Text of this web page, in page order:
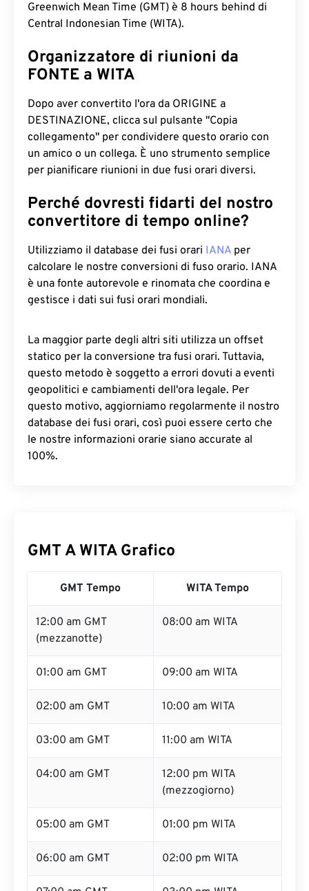
Greenwich Mean Time (GMT) è 8 hours behind di
Central Indonesian Time (WITA).
Organizzatore di riunioni da
FONTE a WITA
Dopo aver convertito l'ora da ORIGINE a
DESTINAZIONE, clicca sul pulsante "Copia
collegamento" per condividere questo orario con
un amico o un collega. È uno strumento semplice
per pianificare riunioni in due fusi orari diversi.
Perché dovresti fidarti del nostro
convertitore di tempo online?
Utilizziamo il database dei fusi orari IANA per
calcolare le nostre conversioni di fuso orario. IANA
è una fonte autorevole e rinomata che coordina e
gestisce i dati sui fusi orari mondiali.
La maggior parte degli altri siti utilizza un offset
statico per la conversione tra fusi orari. Tuttavia,
questo metodo è soggetto a errori dovuti a eventi
geopolitici e cambiamenti dell'ora legale. Per
questo motivo, aggiorniamo regolarmente il nostro
database dei fusi orari, così puoi essere certo che
le nostre informazioni orarie siano accurate al
100%.
GMT A WITA Grafico
GMT Tempo WITA Tempo
12:00 am GMT
(mezzanotte)
08:00 am WITA
01:00 am GMT 09:00 am WITA
02:00 am GMT 10:00 am WITA
03:00 am GMT 11:00 am WITA
04:00 am GMT
12:00 pm WITA
(mezzogiorno)
05:00 am GMT 01:00 pm WITA
06:00 am GMT 02:00 pm WITA